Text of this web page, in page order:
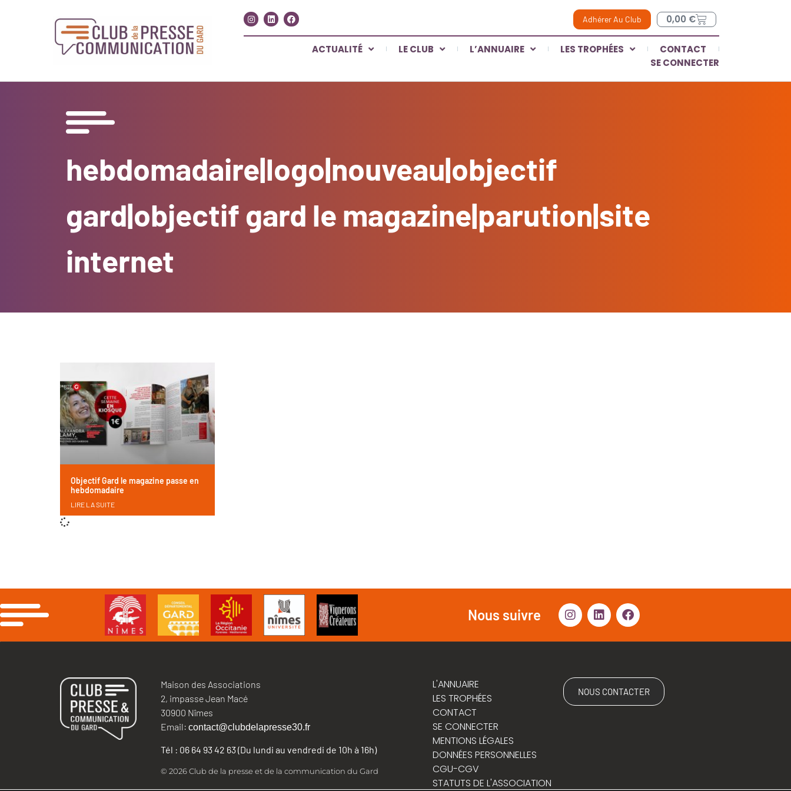
Adhérer Au Club 0,00 €
ACTUALITÉ LE CLUB L’ANNUAIRE LES TROPHÉES
CONTACT
SE CONNECTER
hebdomadaire|logo|nouveau|objectif
gard|objectif gard le magazine|parution|site
internet
Objectif Gard le magazine passe en
hebdomadaire
LIRE LA SUITE
Nous suivre
Maison des Associations
2, impasse Jean Macé
30900 Nîmes
Email: contact@clubdelapresse30.fr
Tél : 06 64 93 42 63 (Du lundi au vendredi de 10h à 16h)
© 2026 Club de la presse et de la communication du Gard
L'ANNUAIRE
LES TROPHÉES
CONTACT
SE CONNECTER
MENTIONS LÉGALES
DONNÉES PERSONNELLES
CGU-CGV
STATUTS DE L'ASSOCIATION
NOUS CONTACTER